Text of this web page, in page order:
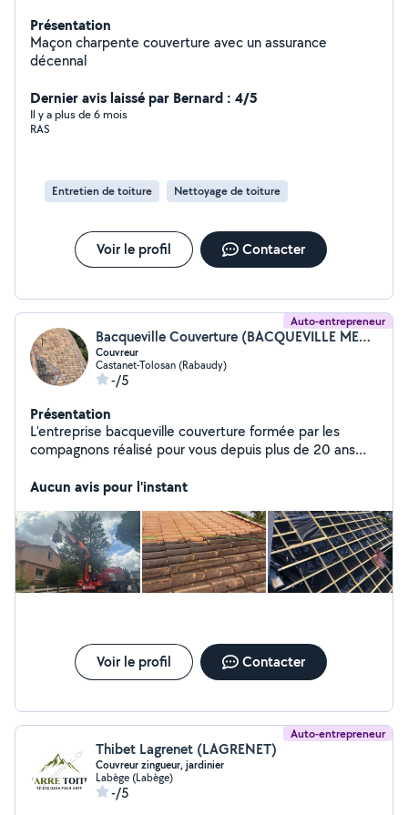
Présentation
Maçon charpente couverture avec un assurance
décennal
Dernier avis laissé par Bernard : 4/5
Il y a plus de 6 mois
RAS
Entretien de toiture Nettoyage de toiture
Voir le profil Contacter
Auto-entrepreneur
Bacqueville Couverture (BACQUEVILLE MEMPHIS)
Couvreur
Castanet-Tolosan (Rabaudy)
-/5
Présentation
L'entreprise bacqueville couverture formée par les
compagnons réalisé pour vous depuis plus de 20 ans
demoussage faitages gouttière alu ou zinc traitement
Aucun avis pour l'instant
Voir le profil Contacter
Auto-entrepreneur
Thibet Lagrenet (LAGRENET)
Couvreur zingueur, jardinier
Labège (Labège)
-/5